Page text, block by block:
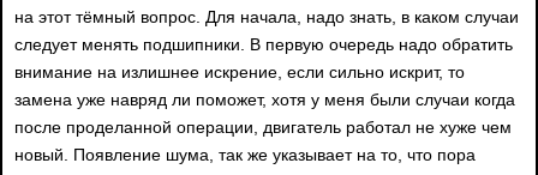
на этот тёмный вопрос. Для начала, надо знать, в каком случаи
следует менять подшипники. В первую очередь надо обратить
внимание на излишнее искрение, если сильно искрит, то
замена уже навряд ли поможет, хотя у меня были случаи когда
после проделанной операции, двигатель работал не хуже чем
новый. Появление шума, так же указывает на то, что пора